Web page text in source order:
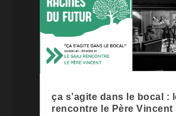
ça s’agite dans le bocal :
rencontre le Père Vincent